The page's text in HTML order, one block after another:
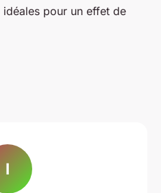
pour un effet de
I